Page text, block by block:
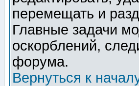
перемещать и
Главные задачи
оскорблений,
форума.
Вернуться к